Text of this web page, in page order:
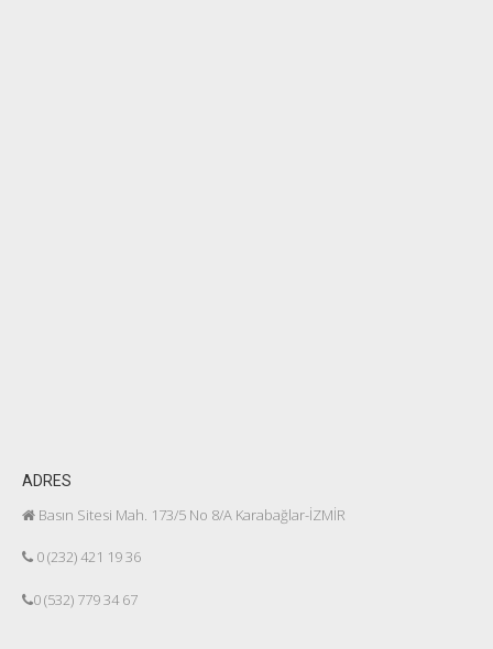
ADRES
Basın Sitesi Mah. 173/5 No 8/A Karabağlar-İZMİR
0 (232) 421 19 36
0 (532) 779 34 67